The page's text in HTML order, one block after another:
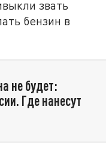
звать
бензин в
не будет:
Где нанесут